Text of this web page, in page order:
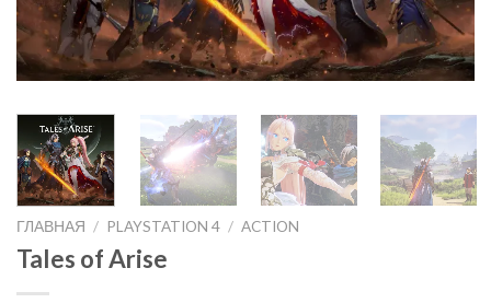
ГЛАВНАЯ / PLAYSTATION 4 / ACTION
Tales of Arise